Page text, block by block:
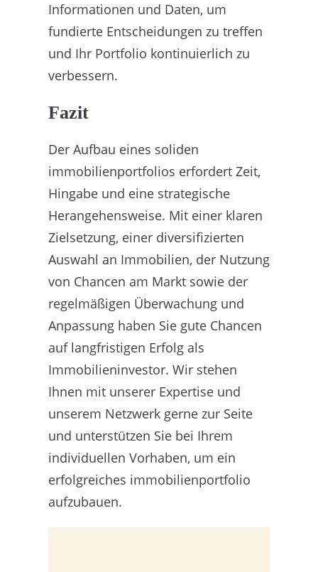
Informationen und Daten, um
fundierte Entscheidungen zu treffen
und Ihr Portfolio kontinuierlich zu
verbessern.
Fazit
Der Aufbau eines soliden
immobilienportfolios erfordert Zeit,
Hingabe und eine strategische
Herangehensweise. Mit einer klaren
Zielsetzung, einer diversifizierten
Auswahl an Immobilien, der Nutzung
von Chancen am Markt sowie der
regelmäßigen Überwachung und
Anpassung haben Sie gute Chancen
auf langfristigen Erfolg als
Immobilieninvestor. Wir stehen
Ihnen mit unserer Expertise und
unserem Netzwerk gerne zur Seite
und unterstützen Sie bei Ihrem
individuellen Vorhaben, um ein
erfolgreiches immobilienportfolio
aufzubauen.